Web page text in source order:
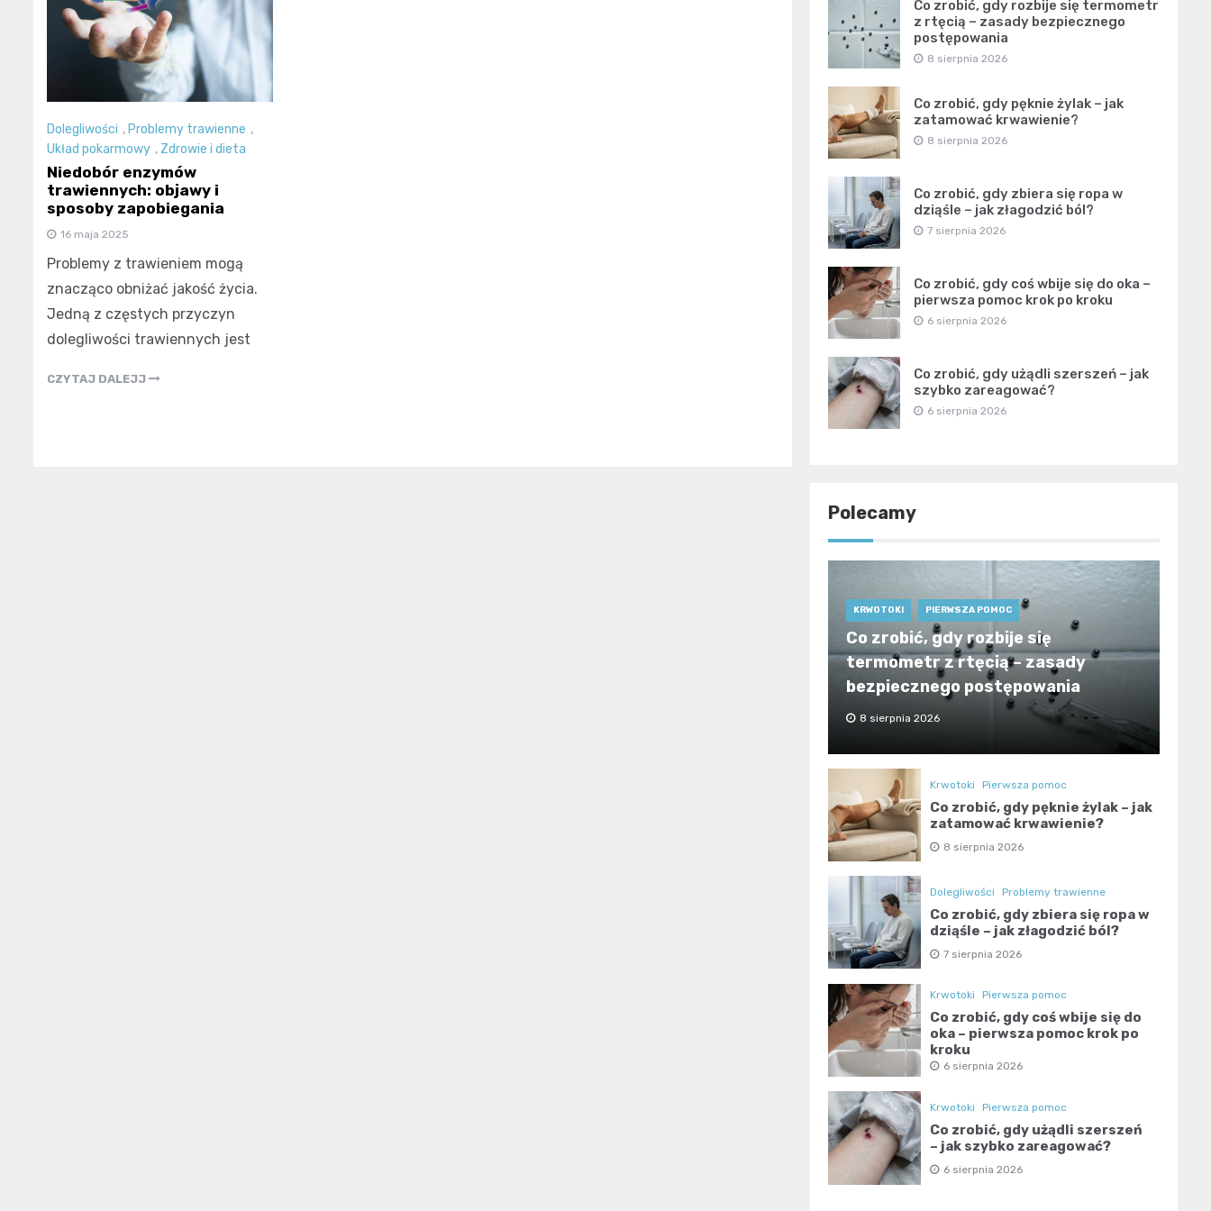
Dolegliwości , Problemy trawienne ,
Układ pokarmowy , Zdrowie i dieta
Niedobór enzymów
trawiennych: objawy i
sposoby zapobiegania
16 maja 2025
Problemy z trawieniem mogą
znacząco obniżać jakość życia.
Jedną z częstych przyczyn
dolegliwości trawiennych jest
CZYTAJ DALEJJ
Co zrobić, gdy rozbije się termometr
z rtęcią – zasady bezpiecznego
postępowania
8 sierpnia 2026
Co zrobić, gdy pęknie żylak – jak
zatamować krwawienie?
8 sierpnia 2026
Co zrobić, gdy zbiera się ropa w
dziąśle – jak złagodzić ból?
7 sierpnia 2026
Co zrobić, gdy coś wbije się do oka –
pierwsza pomoc krok po kroku
6 sierpnia 2026
Co zrobić, gdy użądli szerszeń – jak
szybko zareagować?
6 sierpnia 2026
Polecamy
KRWOTOKI PIERWSZA POMOC
Co zrobić, gdy rozbije się
termometr z rtęcią – zasady
bezpiecznego postępowania
8 sierpnia 2026
Krwotoki Pierwsza pomoc
Co zrobić, gdy pęknie żylak – jak
zatamować krwawienie?
8 sierpnia 2026
Dolegliwości Problemy trawienne
Co zrobić, gdy zbiera się ropa w
dziąśle – jak złagodzić ból?
7 sierpnia 2026
Krwotoki Pierwsza pomoc
Co zrobić, gdy coś wbije się do
oka – pierwsza pomoc krok po
kroku
6 sierpnia 2026
Krwotoki Pierwsza pomoc
Co zrobić, gdy użądli szerszeń
– jak szybko zareagować?
6 sierpnia 2026